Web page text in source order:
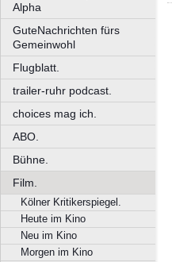
Alpha
GuteNachrichten fürs
Gemeinwohl
Flugblatt.
trailer-ruhr podcast.
choices mag ich.
ABO.
Bühne.
Film.
Kölner Kritikerspiegel.
Heute im Kino
Neu im Kino
Morgen im Kino